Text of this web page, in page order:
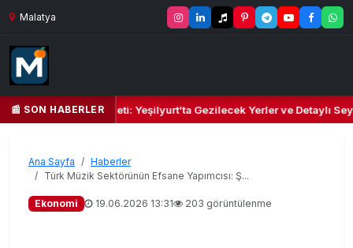
Malatya
📰 SON HABERLER
ve Kültür Cenneti: Yeşilyurt’ta Gezilecek Yerler ve Detaylı
Ana Sayfa
Haberler
Türk Müzik Sektörünün Efsane Yapımcısı: Ş...
Ekonomi 19.06.2026 13:31 203 görüntülenme